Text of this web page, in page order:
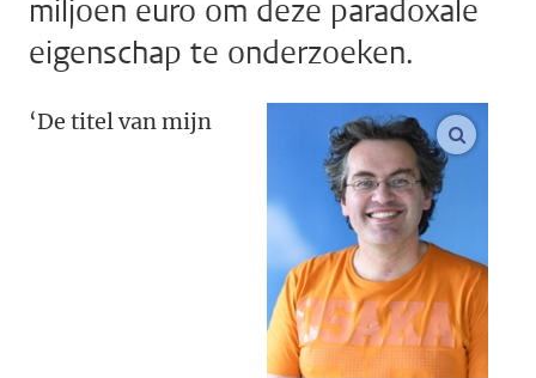
miljoen euro om deze paradoxale
eigenschap te onderzoeken.
‘De titel van mijn